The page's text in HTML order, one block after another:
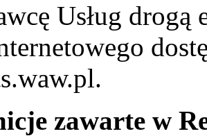
Usług
zawarte w